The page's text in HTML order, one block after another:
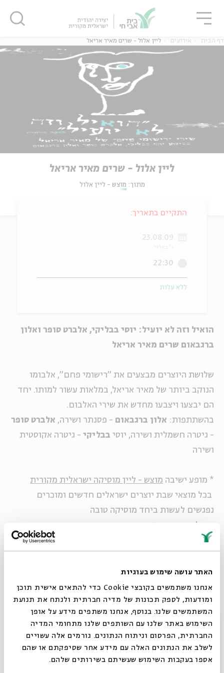
האתר עושה שימוש בעוגיות
אנחנו משתמשים בקובצי Cookie כדי להתאים אישית תוכן
ומודעות, לספק תכונות של מדיה חברתית ולנתח את תנועת
המשתמשים שלנו. בנוסף, אנחנו משתפים מידע על אופן
השימוש באתר שלנו עם השותפים שלנו מתחומי המדיה
החברתית, הפרסום וניתוח הנתונים. גורמים אלה עשויים
לשלב את הנתונים האלה עם מידע אחר שסיפקתם או שהם
אספו בעקבות השימוש שעשיתם בשירותים שלהם.
דף הבית אירועים ליין אלול - שרים מאיר אריאל
ליין אלול - שרים מאיר אריאל
מתוך: מוצש - ליין אלול
הואיל וזה לא יועיל: יוסי בבליקי, אלברט סופר ואלון
ברגבאום שרים מאיר אריאל
שלושת היוצרים מבצעים את "רישומי פחם", אלבומו
הנוקב ביותר של מאיר אריאל, במלאות עשור למותו. יחד
הם יבצעו ויצבעו מחדש את שירי האלבום.
בהשתתפות: אלון ברגבאום - פסנתר ושירה, אלברט סופר
- גיטרה חשמלית ושירה, יוסי בבליקי - גיטרה אקוסטית
ושירה
* מופע ישיבה מוצש - ליין מוסיקה ישראלית מקורית
בכל מוצאי שבת יוצרים ישראלים חדשים ומוכרים
נפגשים לעשות ביחד מוסיקה טובה
מנהל אמנותי: שאנן סטריט
למוסיקה הירושלמית
מופעי עמידה (אלא אם כן מצוין אחרת), מספר המקומות
מוגבל המחיר כולל משקה ראשון
הרשמה לאירועים דומים
התקיים בתאריך:
23.08.09
22:30
ללא עלות
סגור
סגור